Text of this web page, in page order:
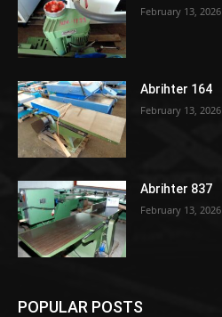
February 13, 2026
Abrihter 164
February 13, 2026
Abrihter 837
February 13, 2026
POPULAR POSTS